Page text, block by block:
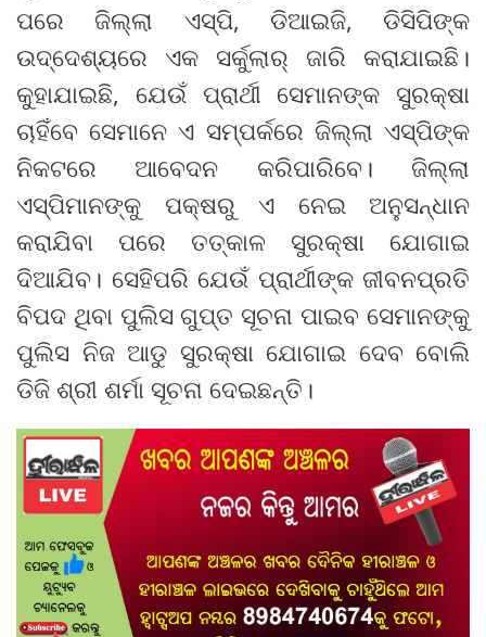
ପରେ ଜିଲ୍ଲା ଏସ୍‌ପି, ଡିଆଇଜି, ଡିସିପିଙ୍କ
ଉଦ୍ଦେଶ୍ୟ‌ରେ ଏକ ସର୍କୁଲାର୍‌ ଜାରି କରାଯାଇଛି।
କୁହାଯାଇଛି, ଯେଉଁ ପ୍ରାର୍ଥୀ ସେମାନଙ୍କ ସୁରକ୍ଷା
ଚାହିଁବେ ସେମାନେ ଏ ସମ୍ପର୍କରେ ଜିଲ୍ଲା ଏସ୍‌ପିଙ୍କ
ନିକଟରେ ଆବେଦନ କରିପାରିବେ। ଜିଲ୍ଲା
ଏସ୍‌ପିମାନଙ୍କୁ ପକ୍ଷରୁ ଏ ନେଇ ଅନୁସନ୍ଧାନ
କରାଯିବା ପରେ ତତ୍କାଳ ସୁରକ୍ଷା ଯୋଗାଇ
ଦିଆଯିବ। ସେହିପରି ଯେଉଁ ପ୍ରାର୍ଥୀଙ୍କ ଜୀବନପ୍ରତି
ବିପଦ ଥିବା ପୁଲିସ ଗୁପ୍ତ ସୂଚନା ପାଇବ ସେମାନଙ୍କୁ
ପୁଲିସ ନିଜ ଆଡୁ ସୁରକ୍ଷା ଯୋଗାଇ ଦେବ ବୋଲି
ଡିଜି ଶ୍ରୀ ଶର୍ମା ସୂଚନା ଦେଇଛନ୍ତି।